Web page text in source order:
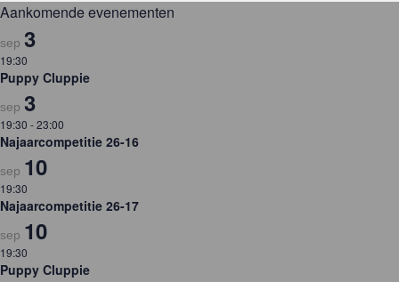
Aankomende evenementen
sep 3
19:30
Puppy Cluppie
sep 3
19:30 -23:00
Najaarcompetitie 26-16
sep 10
19:30
Najaarcompetitie 26-17
sep 10
19:30
Puppy Cluppie